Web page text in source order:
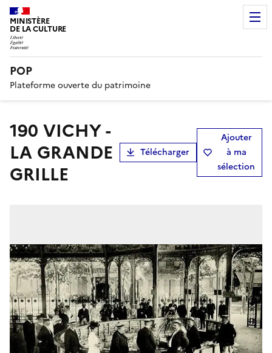
MINISTÈRE
DE LA CULTURE
POP
Plateforme ouverte du patrimoine
190 VICHY -
LA GRANDE
GRILLE
Télécharger
Ajouter
à ma
sélection